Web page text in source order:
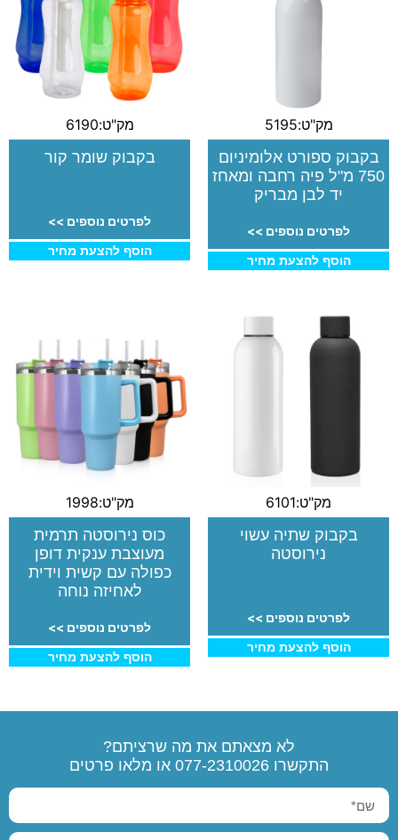
מק"ט:5195
בקבוק ספורט אלומיניום
750 מ"ל פיה רחבה ומאחז
יד לבן מבריק
לפרטים נוספים >>
הוסף להצעת מחיר
מק"ט:6190
בקבוק שומר קור
לפרטים נוספים >>
הוסף להצעת מחיר
מק"ט:6101
בקבוק שתיה עשוי
נירוסטה
לפרטים נוספים >>
הוסף להצעת מחיר
מק"ט:1998
כוס נירוסטה תרמית
מעוצבת ענקית דופן
כפולה עם קשית וידית
לאחיזה נוחה
לפרטים נוספים >>
הוסף להצעת מחיר
לא מצאתם את מה שרציתם?
התקשרו 077-2310026 או מלאו פרטים